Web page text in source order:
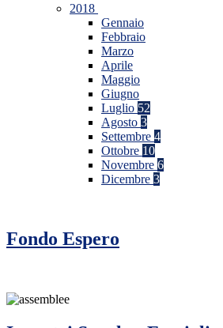
2018
Gennaio
Febbraio
Marzo
Aprile
Maggio
Giugno
Luglio 52
Agosto 3
Settembre 4
Ottobre 10
Novembre 6
Dicembre 3
Fondo Espero